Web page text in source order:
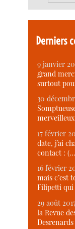
Derniers
9 janvier
grand
surtout
30
17 février
date, j’ai
contact :
16 février
mais c’est
Filipetti
29 août
la Revue